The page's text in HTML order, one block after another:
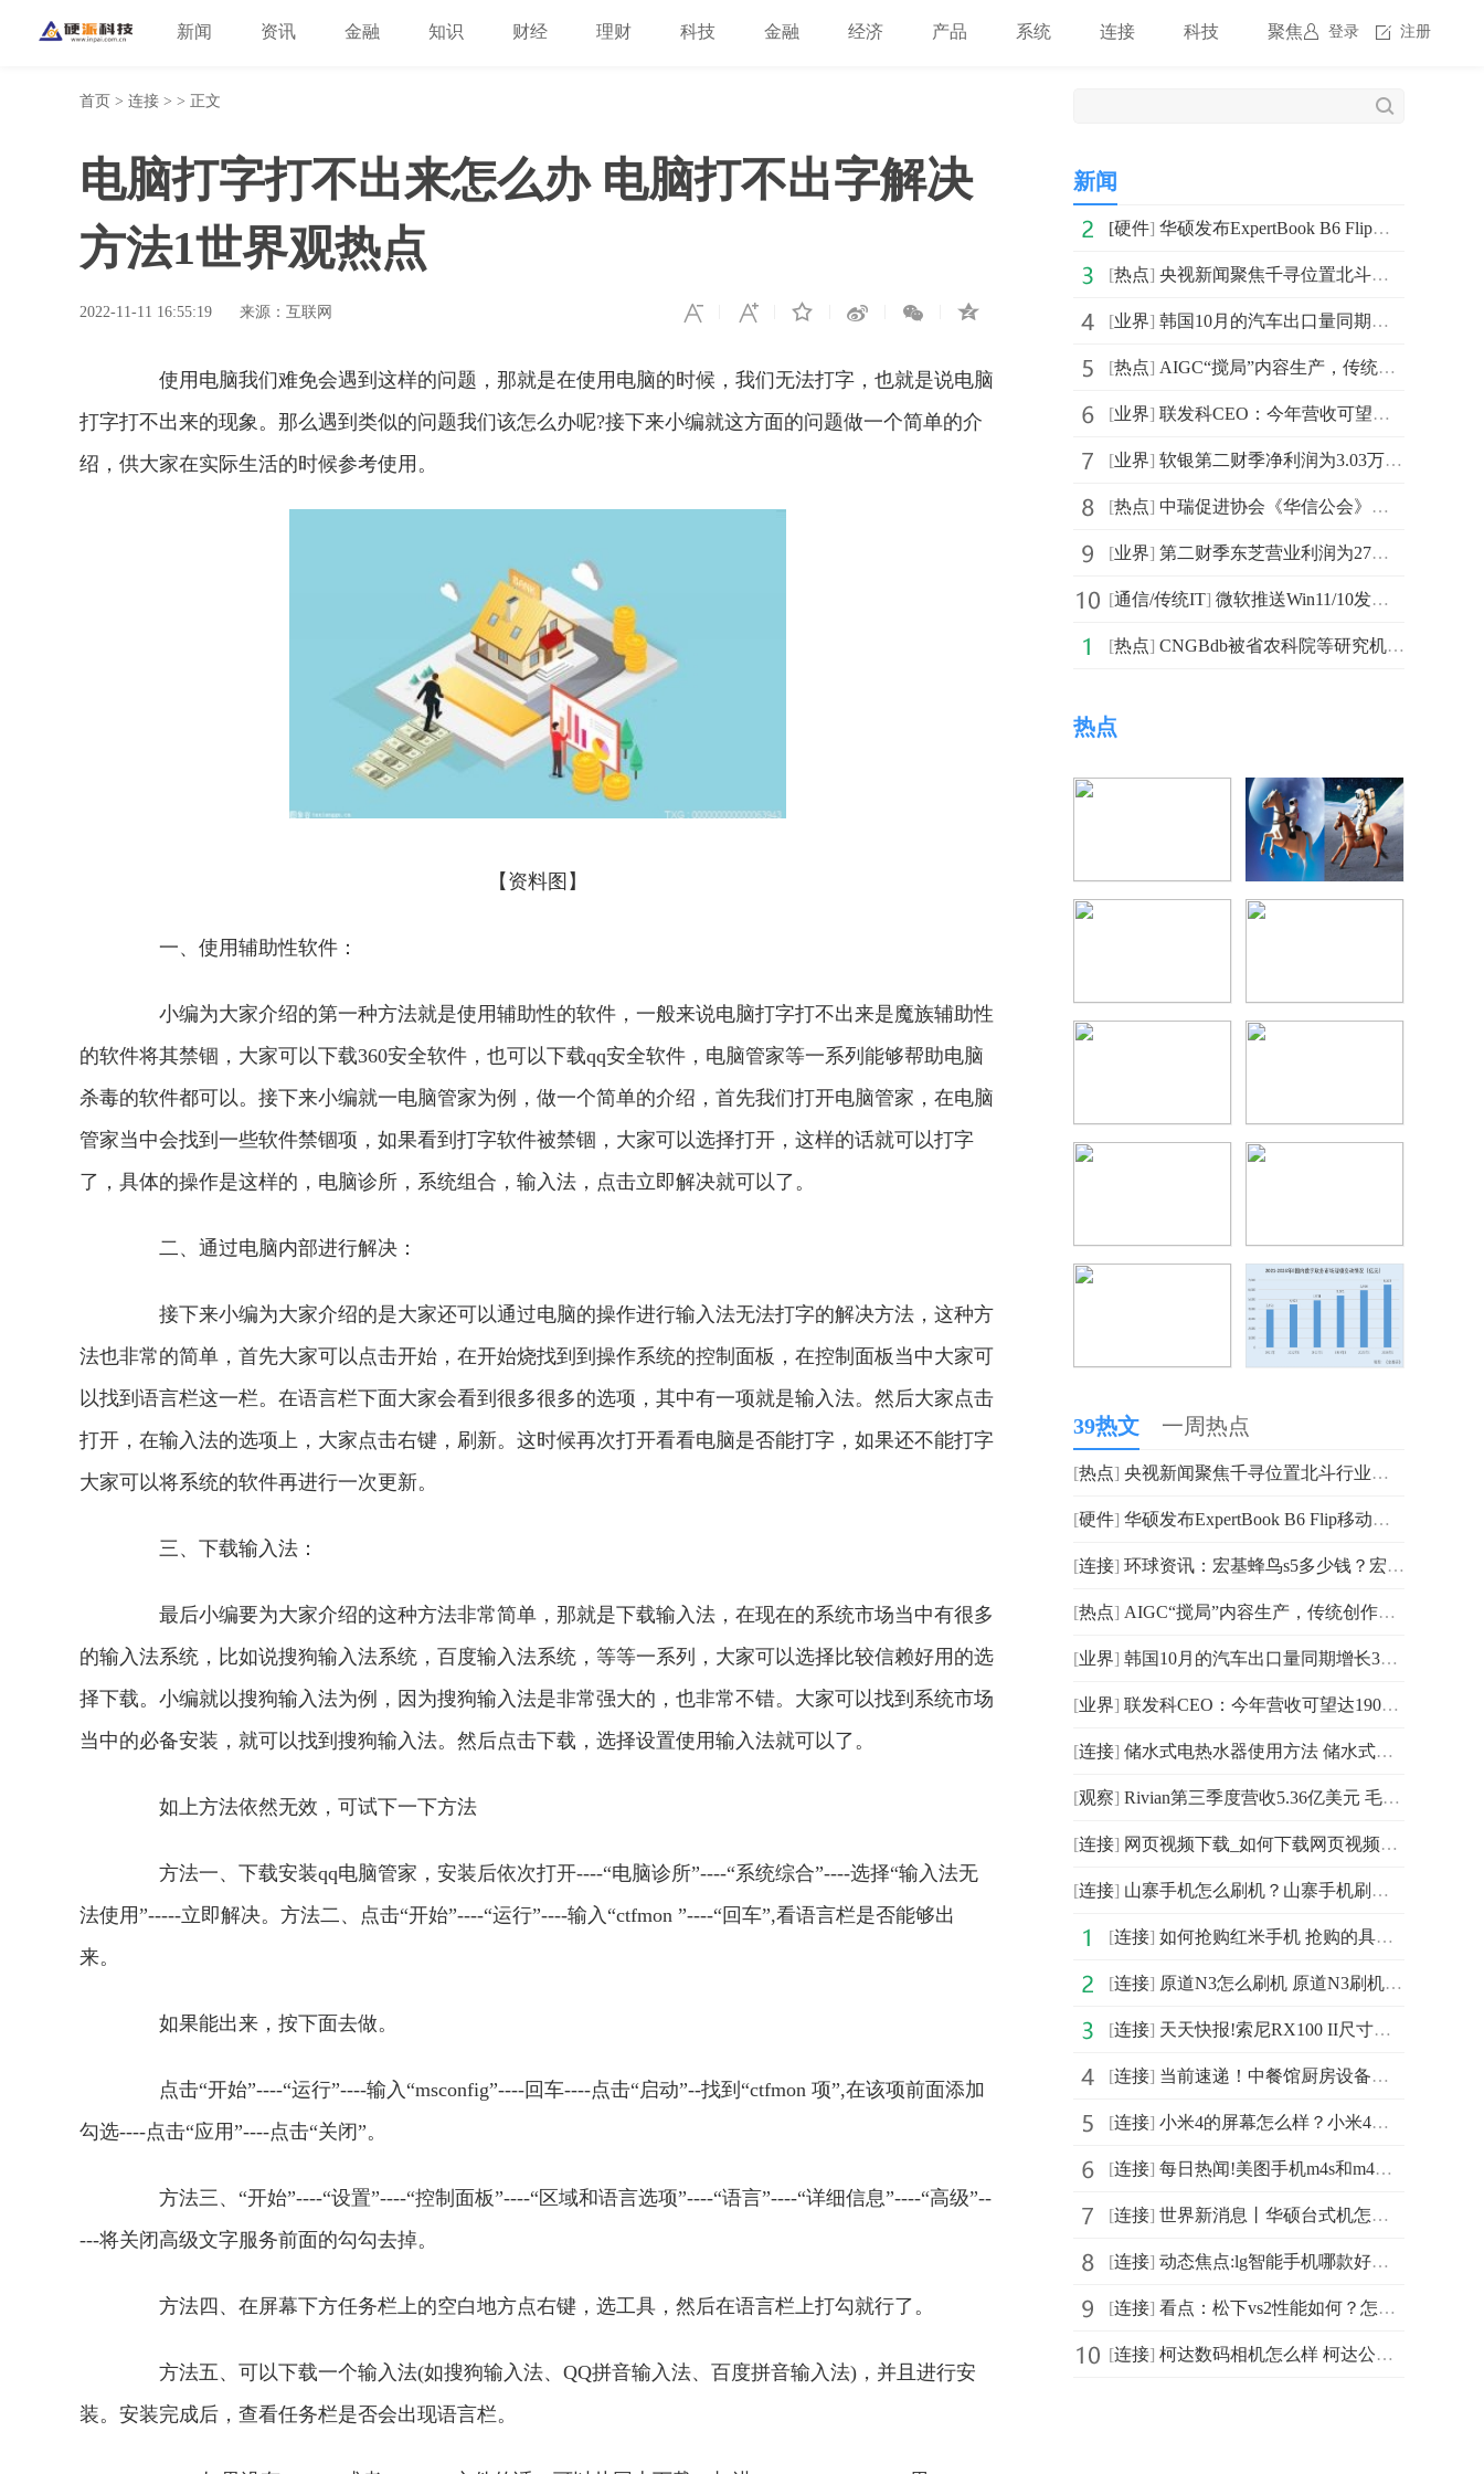
登录 注册
新闻 资讯 金融 知识 财经 理财 科技 金融 经济 产品 系统 连接 科技 聚焦
首页 > 连接 > > 正文
电脑打字打不出来怎么办 电脑打不出字解决
方法1世界观热点
2022-11-11 16:55:19 来源：互联网
使用电脑我们难免会遇到这样的问题，那就是在使用电脑的时候，我们无法打字，也就是说电脑
打字打不出来的现象。那么遇到类似的问题我们该怎么办呢?接下来小编就这方面的问题做一个简单的介
绍，供大家在实际生活的时候参考使用。
【资料图】
一、使用辅助性软件：
小编为大家介绍的第一种方法就是使用辅助性的软件，一般来说电脑打字打不出来是魔族辅助性
的软件将其禁锢，大家可以下载360安全软件，也可以下载qq安全软件，电脑管家等一系列能够帮助电脑
杀毒的软件都可以。接下来小编就一电脑管家为例，做一个简单的介绍，首先我们打开电脑管家，在电脑
管家当中会找到一些软件禁锢项，如果看到打字软件被禁锢，大家可以选择打开，这样的话就可以打字
了，具体的操作是这样的，电脑诊所，系统组合，输入法，点击立即解决就可以了。
二、通过电脑内部进行解决：
接下来小编为大家介绍的是大家还可以通过电脑的操作进行输入法无法打字的解决方法，这种方
法也非常的简单，首先大家可以点击开始，在开始烧找到到操作系统的控制面板，在控制面板当中大家可
以找到语言栏这一栏。在语言栏下面大家会看到很多很多的选项，其中有一项就是输入法。然后大家点击
打开，在输入法的选项上，大家点击右键，刷新。这时候再次打开看看电脑是否能打字，如果还不能打字
大家可以将系统的软件再进行一次更新。
三、下载输入法：
最后小编要为大家介绍的这种方法非常简单，那就是下载输入法，在现在的系统市场当中有很多
的输入法系统，比如说搜狗输入法系统，百度输入法系统，等等一系列，大家可以选择比较信赖好用的选
择下载。小编就以搜狗输入法为例，因为搜狗输入法是非常强大的，也非常不错。大家可以找到系统市场
当中的必备安装，就可以找到搜狗输入法。然后点击下载，选择设置使用输入法就可以了。
如上方法依然无效，可试下一下方法
方法一、下载安装qq电脑管家，安装后依次打开----“电脑诊所”----“系统综合”----选择“输入法无
法使用”-----立即解决。方法二、点击“开始”----“运行”----输入“ctfmon ”----“回车”,看语言栏是否能够出
来。
如果能出来，按下面去做。
点击“开始”----“运行”----输入“msconfig”----回车----点击“启动”--找到“ctfmon 项”,在该项前面添加
勾选----点击“应用”----点击“关闭”。
方法三、“开始”----“设置”----“控制面板”----“区域和语言选项”----“语言”----“详细信息”----“高级”--
---将关闭高级文字服务前面的勾勾去掉。
方法四、在屏幕下方任务栏上的空白地方点右键，选工具，然后在语言栏上打勾就行了。
方法五、可以下载一个输入法(如搜狗输入法、QQ拼音输入法、百度拼音输入法)，并且进行安
装。安装完成后，查看任务栏是否会出现语言栏。
新闻
[硬件] 华硕发布ExpertBook B6 Flip移动工作站 配备英伟达专业显卡
[热点] 央视新闻聚焦千寻位置北斗行业落地新应用
[业界] 韩国10月的汽车出口量同期增长30.2% 出口额同比增长28.5%
[热点] AIGC“搅局”内容生产，传统创作者为何集体破大防？
[业界] 联发科CEO：今年营收可望达190亿美元，4年来营收倍增
[业界] 软银第二财季净利润为3.03万亿日元 去年同期亏损3979.4亿日元
[热点] 中瑞促进协会《华信公会》：走访慰问送关怀 情暖退役老兵
[业界] 第二财季东芝营业利润为27亿日元 同比下降93.9%
[通信/传统IT] 微软推送Win11/10发布预览版更新 解决了Microsoft远程桌
[热点] CNGBdb被省农科院等研究机构及高校图书馆收录
热点
39热文 一周热点
[热点] 央视新闻聚焦千寻位置北斗行业落地新应用
[硬件] 华硕发布ExpertBook B6 Flip移动工作站 配备英伟达专业显卡
[连接] 环球资讯：宏基蜂鸟s5多少钱？宏基蜂鸟s5性能详细评测
[热点] AIGC“搅局”内容生产，传统创作者为何集体破大防？
[业界] 韩国10月的汽车出口量同期增长30.2% 出口额同比增长28.5%
[业界] 联发科CEO：今年营收可望达190亿美元，4年来营收倍增
[连接] 储水式电热水器使用方法 储水式电热水器怎么用3今日热讯
[观察] Rivian第三季度营收5.36亿美元 毛利润负9.17亿美元
[连接] 网页视频下载_如何下载网页视频_网页视频怎么下载
[连接] 山寨手机怎么刷机？山寨手机刷机教程3全球报资讯
[连接] 如何抢购红米手机 抢购的具体方法及攻略
[连接] 原道N3怎么刷机 原道N3刷机流程详细介绍
[连接] 天天快报!索尼RX100 II尺寸是多少？索尼RX100 II重量是多少？
[连接] 当前速递！中餐馆厨房设备有哪些 中餐厨房设备清单
[连接] 小米4的屏幕怎么样？小米4的屏幕材质是什么？3要闻
[连接] 每日热闻!美图手机m4s和m4的区别 美图m4s介绍
[连接] 世界新消息丨华硕台式机怎么重装系统 华硕台式机重装系
[连接] 动态焦点:lg智能手机哪款好？lg智能手机大全及手机参数
[连接] 看点：松下vs2性能如何？怎样对松下vs2进行刷机
[连接] 柯达数码相机怎么样 柯达公司的介绍